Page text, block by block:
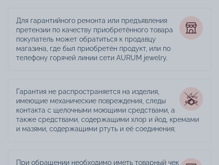
Для гарантийного ремонта или предъявления
претензии по качеству приобретённого товара
покупатель может обратиться к продавцу
магазина, где был приобретён продукт, или по
телефону горячей линии сети AURUM jewelry.
Гарантия не распространяется на изделия,
имеющие механические повреждения, следы
контакта с щелочными моющими средствами, а
также средствами, содержащими хлор и йод, кремами
и мазями, содержащими ртуть и её соединения;
При обращении необходимо иметь товарный чек